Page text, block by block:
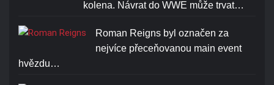
kolena. Návrat do WWE může trvat…
Roman Reigns byl označen za
nejvíce přeceňovanou main event
hvězdu…